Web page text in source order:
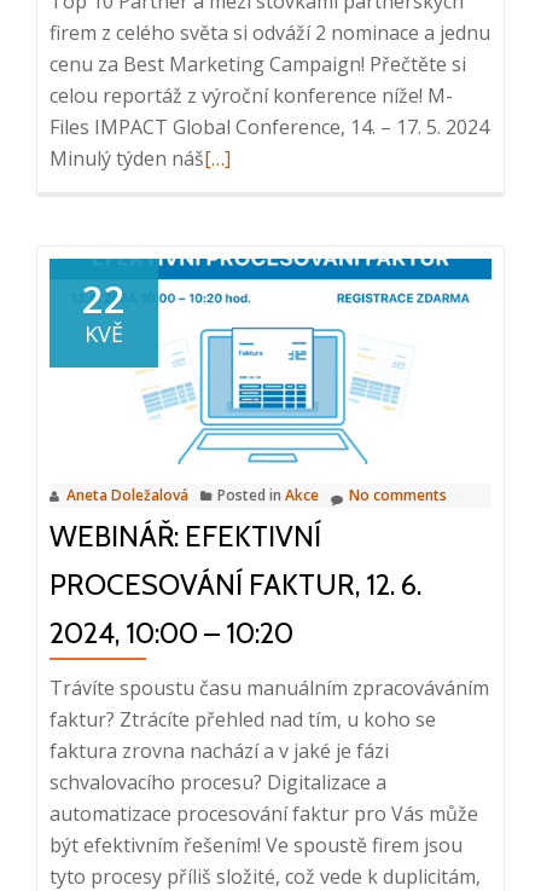
firem z celého světa si odváží 2 nominace a jednu
cenu za Best Marketing Campaign! Přečtěte si
celou reportáž z výroční konference níže! M-
Files IMPACT Global Conference, 14. – 17. 5. 2024
Minulý týden nášRead
na
Files
IMPACT
Global
Conference
[…]
22
KVĚ
Aneta Doležalová Posted in Akce No comments
WEBINÁŘ: EFEKTIVNÍ
PROCESOVÁNÍ FAKTUR, 12. 6.
2024, 10:00 – 10:20
Trávíte spoustu času manuálním zpracováváním
faktur? Ztrácíte přehled nad tím, u koho se
faktura zrovna nachází a v jaké je fázi
schvalovacího procesu? Digitalizace a
automatizace procesování faktur pro Vás může
být efektivním řešením! Ve spoustě firem jsou
tyto procesy příliš složité, což vede k duplicitám,